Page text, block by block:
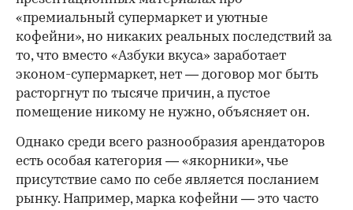
«премиальный супермаркет и уютные
кофейни», но никаких реальных последствий за
то, что вместо «Азбуки вкуса» заработает
эконом-супермаркет, нет — договор мог быть
расторгнут по тысяче причин, а пустое
помещение никому не нужно, объясняет он.
Однако среди всего разнообразия арендаторов
есть особая категория — «якорники», чье
присутствие само по себе является посланием
рынку. Например, марка кофейни — это часто